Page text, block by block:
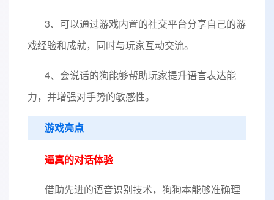
3、可以通过游戏内置的社交平台分享自己的游
戏经验和成就，同时与玩家互动交流。
4、会说话的狗能够帮助玩家提升语言表达能
力，并增强对手势的敏感性。
游戏亮点
逼真的对话体验
借助先进的语音识别技术，狗狗本能够准确理